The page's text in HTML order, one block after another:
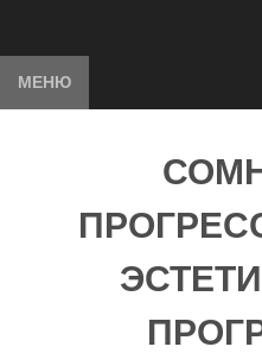
МЕНЮ